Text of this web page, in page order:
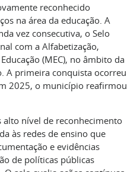
reconhecido
na área da educação. A
vez consecutiva, o Selo
com a Alfabetização,
(MEC), no âmbito da
A primeira conquista ocorreu
2025, o município reafirmou
nível de reconhecimento
às redes de ensino que
e evidências
de políticas públicas